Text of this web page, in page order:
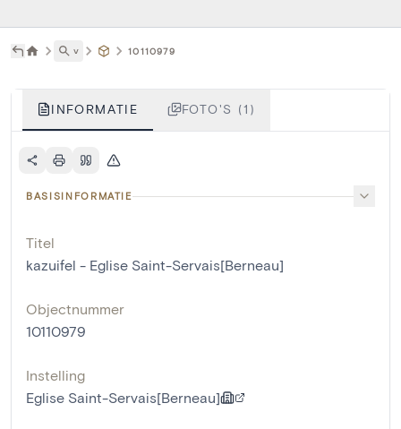
˅ 10110979
INFORMATIE FOTO'S (1)
BASISINFORMATIE
Titel
kazuifel - Eglise Saint-Servais[Berneau]
Objectnummer
10110979
Instelling
Eglise Saint-Servais[Berneau]